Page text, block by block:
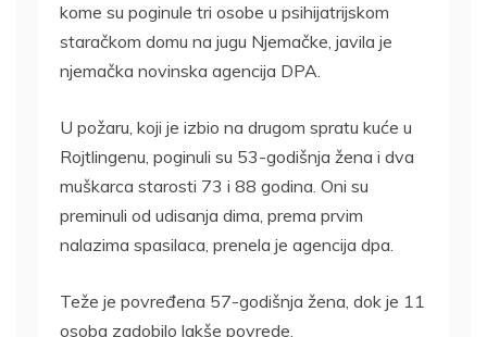
kome su poginule tri osobe u psihijatrijskom
staračkom domu na jugu Njemačke, javila je
njemačka novinska agencija DPA.
U požaru, koji je izbio na drugom spratu kuće u
Rojtlingenu, poginuli su 53-godišnja žena i dva
muškarca starosti 73 i 88 godina. Oni su
preminuli od udisanja dima, prema prvim
nalazima spasilaca, prenela je agencija dpa.
Teže je povređena 57-godišnja žena, dok je 11
osoba zadobilo lakše povrede.